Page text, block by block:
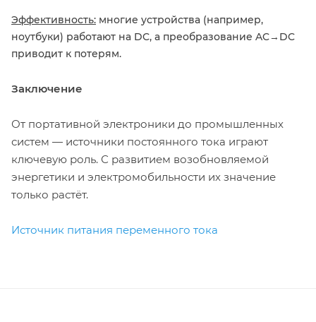
Эффективность: многие устройства (например,
ноутбуки) работают на DC, а преобразование AC→DC
приводит к потерям.
Заключение
От портативной электроники до промышленных
систем — источники постоянного тока играют
ключевую роль. С развитием возобновляемой
энергетики и электромобильности их значение
только растёт.
Источник питания переменного тока